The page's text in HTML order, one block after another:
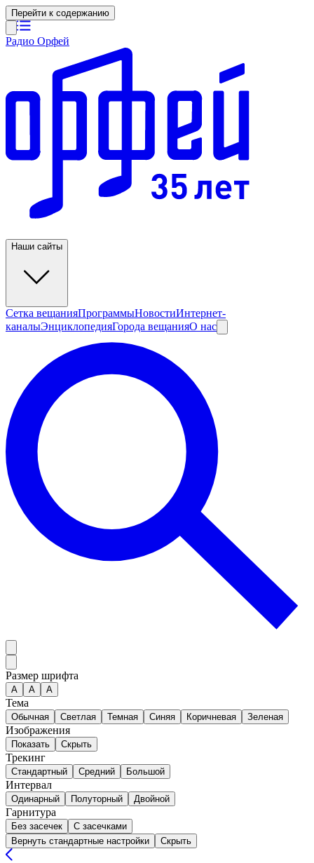
Перейти к содержанию
Радио Орфей
Наши сайты
Сетка вещанияПрограммыНовостиИнтернет-
каналыЭнциклопедияГорода вещанияО нас
Размер шрифта
А A A
Тема
Обычная Светлая Темная Синяя Коричневая Зеленая
Изображения
Показать Скрыть
Трекинг
Стандартный Средний Большой
Интервал
Одинарный Полуторный Двойной
Гарнитура
Без засечек
С засечками
Вернуть стандартные настройки
Скрыть